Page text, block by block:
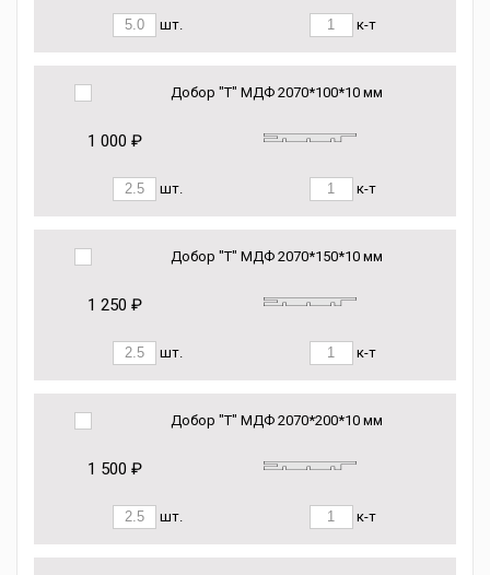
шт. к-т
Добор "Т" МДФ 2070*100*10 мм
1 000 ₽
шт. к-т
Добор "Т" МДФ 2070*150*10 мм
1 250 ₽
шт. к-т
Добор "Т" МДФ 2070*200*10 мм
1 500 ₽
шт. к-т